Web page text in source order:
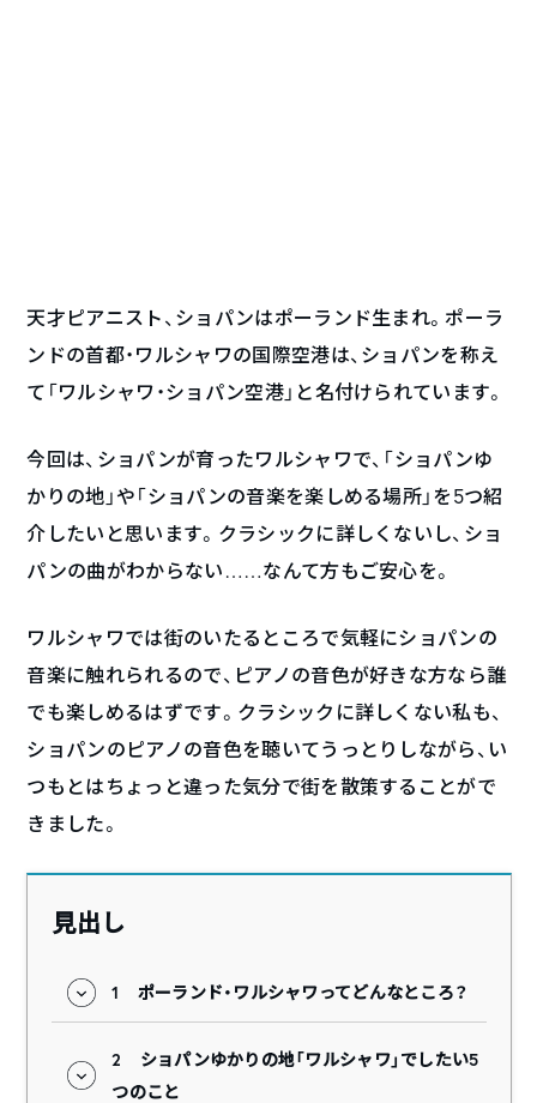
天才ピアニスト、ショパンはポーランド生まれ。ポーラ
ンドの首都・ワルシャワの国際空港は、ショパンを称え
て「ワルシャワ・ショパン空港」と名付けられています。
今回は、ショパンが育ったワルシャワで、「ショパンゆ
かりの地」や「ショパンの音楽を楽しめる場所」を5つ紹
介したいと思います。クラシックに詳しくないし、ショ
パンの曲がわからない……なんて方もご安心を。
ワルシャワでは街のいたるところで気軽にショパンの
音楽に触れられるので、ピアノの音色が好きな方なら誰
でも楽しめるはずです。クラシックに詳しくない私も、
ショパンのピアノの音色を聴いてうっとりしながら、い
つもとはちょっと違った気分で街を散策することがで
きました。
見出し
1 ポーランド・ワルシャワってどんなところ？
2
ショパンゆかりの地「ワルシャワ」でしたい5
つのこと